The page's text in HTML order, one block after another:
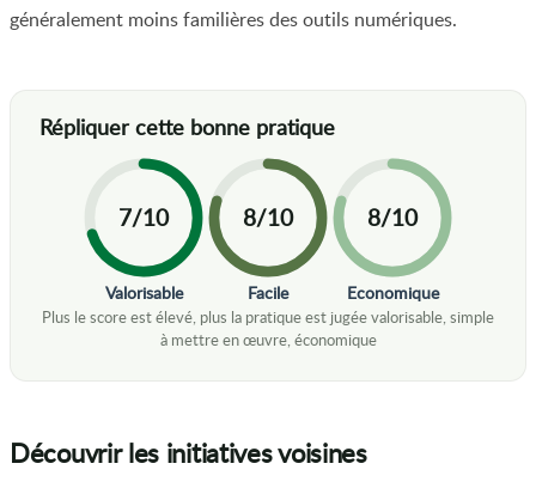
généralement moins familières des outils numériques.
7/10
Valorisable
8/10
Facile
8/10
Economique
Découvrir les initiatives voisines